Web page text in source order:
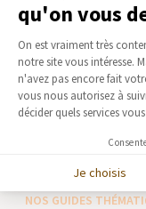
Partenaires
Trouver une agence
Devenir franchisé
Foire aux Questions
Conditions générales
d’intervention
Mentions légales
NOS GUIDES
qu'on vous
Plateforme
On est vraiment très
notre site vous intéresse.
n'avez pas encore fait
vous nous autorisez à
décider quels services
Je choisis